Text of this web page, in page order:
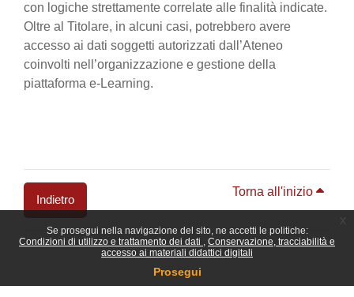
Se prosegui nella navigazione del sito, ne accetti le politiche:
Condizioni di utilizzo e trattamento dei dati
Conservazione, tracciabilità e
accesso ai materiali didattici digitali
Prosegui
con logiche strettamente correlate alle finalità indicate.
Oltre al Titolare, in alcuni casi, potrebbero avere
accesso ai dati soggetti autorizzati dall’Ateneo
coinvolti nell’organizzazione e gestione della
piattaforma e-Learning.
Indietro
Torna all'inizio
Blocchi